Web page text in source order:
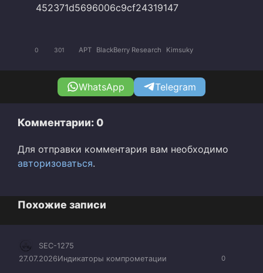
452371d5696006c9cf24319147
0 301 APT BlackBerry Research Kimsuky
WhatsApp Telegram
Комментарии: 0
Для отправки комментария вам необходимо
авторизоваться.
Похожие записи
0
SEC-1275
27.07.2026Индикаторы компрометации